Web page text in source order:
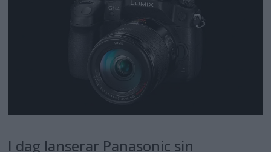
I dag lanserar Panasonic sin